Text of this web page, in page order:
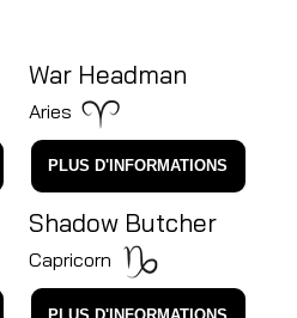
War Headman
Aries
PLUS D'INFORMATIONS
Shadow Butcher
Capricorn